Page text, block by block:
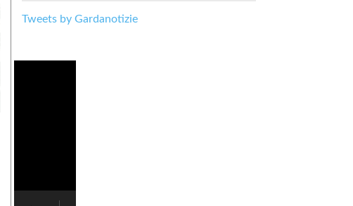
Tweets by Gardanotizie